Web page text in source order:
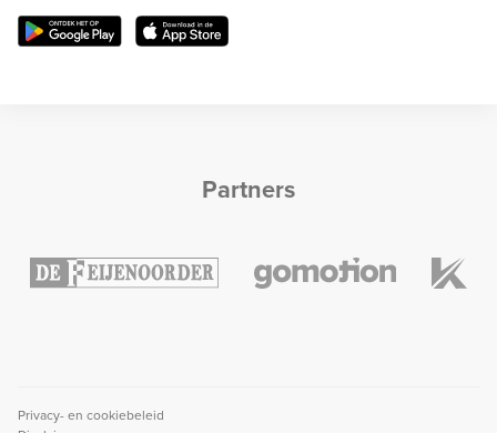
Partners
Privacy- en cookiebeleid